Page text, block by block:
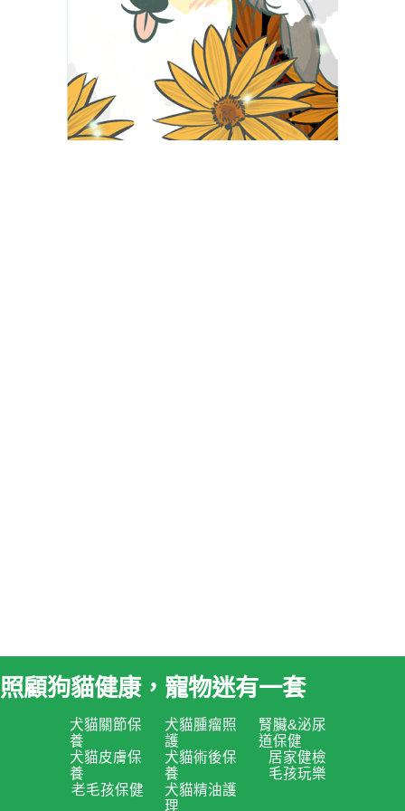
照顧狗貓健康，寵物迷有一套
犬貓關節保
養
犬貓皮膚保
養
老毛孩保健
犬貓腫瘤照
護
犬貓術後保
養
犬貓精油護
理
腎臟&泌尿
道保健
居家健檢
毛孩玩樂